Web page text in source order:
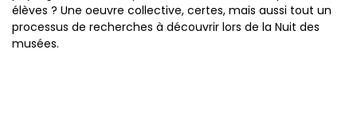
élèves ? Une oeuvre collective, certes, mais aussi tout un
processus de recherches à découvrir lors de la Nuit des
musées.